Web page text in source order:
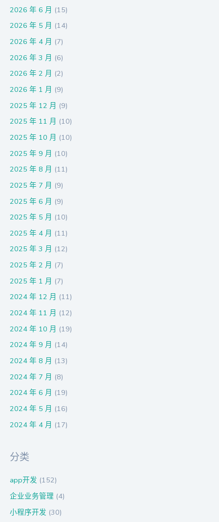
2026 年 6 月 (15)
2026 年 5 月 (14)
2026 年 4 月 (7)
2026 年 3 月 (6)
2026 年 2 月 (2)
2026 年 1 月 (9)
2025 年 12 月 (9)
2025 年 11 月 (10)
2025 年 10 月 (10)
2025 年 9 月 (10)
2025 年 8 月 (11)
2025 年 7 月 (9)
2025 年 6 月 (9)
2025 年 5 月 (10)
2025 年 4 月 (11)
2025 年 3 月 (12)
2025 年 2 月 (7)
2025 年 1 月 (7)
2024 年 12 月 (11)
2024 年 11 月 (12)
2024 年 10 月 (19)
2024 年 9 月 (14)
2024 年 8 月 (13)
2024 年 7 月 (8)
2024 年 6 月 (19)
2024 年 5 月 (16)
2024 年 4 月 (17)
分类
app开发 (152)
企业业务管理 (4)
小程序开发 (30)